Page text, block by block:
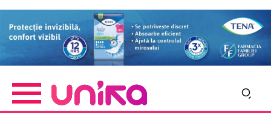
to
content